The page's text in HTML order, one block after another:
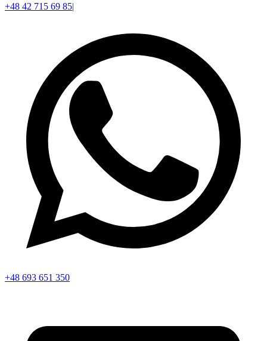
+48 42 715 69 85|
+48 693 651 350